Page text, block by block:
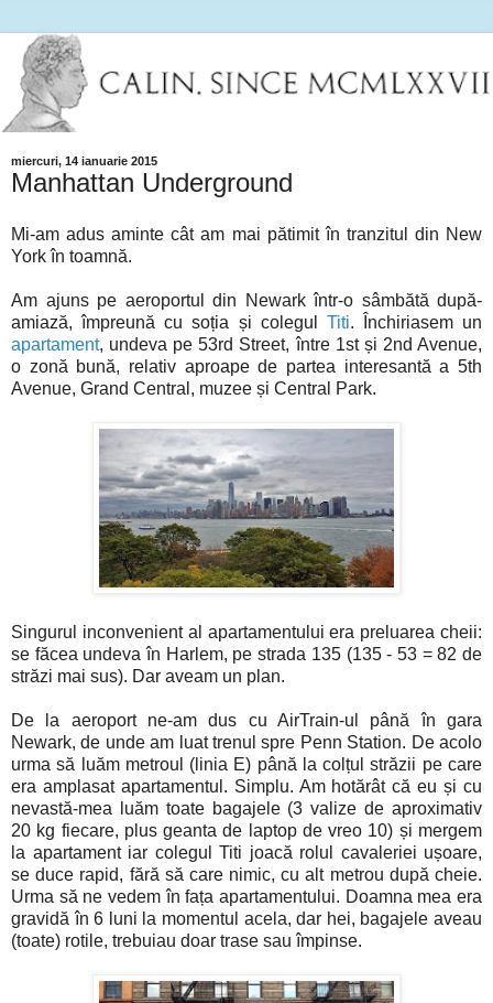
miercuri, 14 ianuarie 2015
Manhattan Underground
Mi-am adus aminte cât am mai pătimit în tranzitul din New
York în toamnă.
Am ajuns pe aeroportul din Newark într-o sâmbătă după-
amiază, împreună cu soția și colegul Titi. Închiriasem un
apartament, undeva pe 53rd Street, între 1st și 2nd Avenue,
o zonă bună, relativ aproape de partea interesantă a 5th
Avenue, Grand Central, muzee și Central Park.
Singurul inconvenient al apartamentului era preluarea cheii:
se făcea undeva în Harlem, pe strada 135 (135 - 53 = 82 de
străzi mai sus). Dar aveam un plan.
De la aeroport ne-am dus cu AirTrain-ul până în gara
Newark, de unde am luat trenul spre Penn Station. De acolo
urma să luăm metroul (linia E) până la colțul străzii pe care
era amplasat apartamentul. Simplu. Am hotărât că eu și cu
nevastă-mea luăm toate bagajele (3 valize de aproximativ
20 kg fiecare, plus geanta de laptop de vreo 10) și mergem
la apartament iar colegul Titi joacă rolul cavaleriei ușoare,
se duce rapid, fără să care nimic, cu alt metrou după cheie.
Urma să ne vedem în fața apartamentului. Doamna mea era
gravidă în 6 luni la momentul acela, dar hei, bagajele aveau
(toate) rotile, trebuiau doar trase sau împinse.